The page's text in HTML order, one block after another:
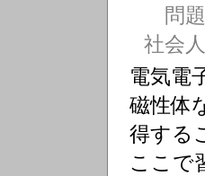
問題
社会
電気電
磁性体
得する
ここで